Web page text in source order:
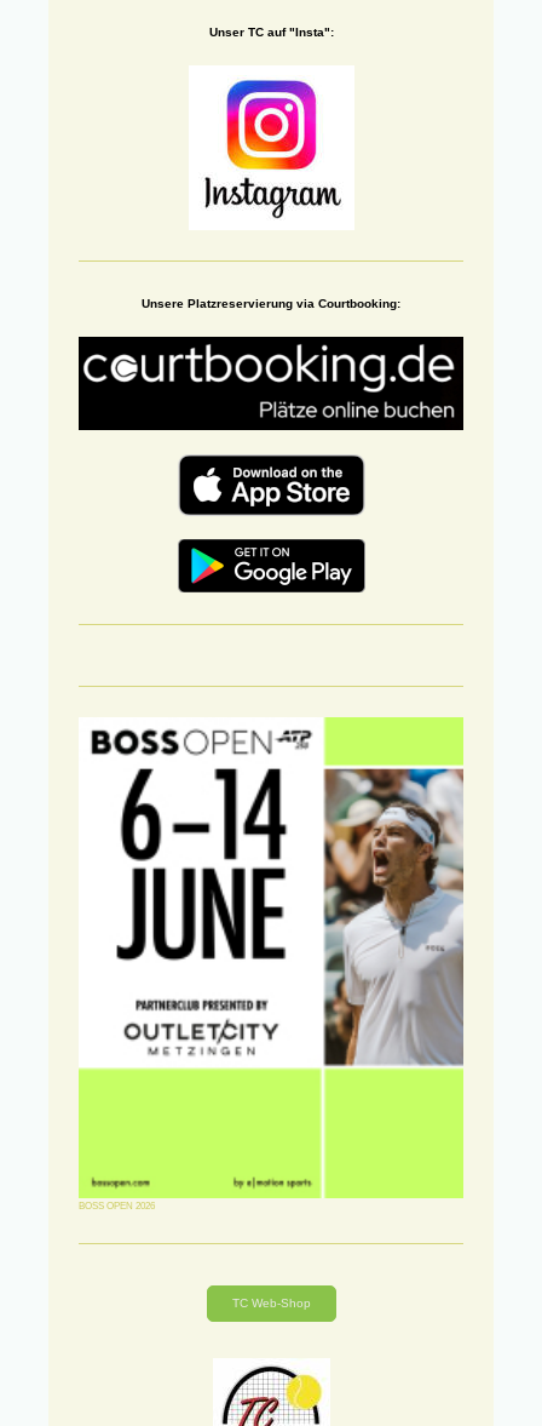
Unser TC auf "Insta":
Unsere Platzreservierung via Courtbooking:
BOSS OPEN 2026
TC Web-Shop